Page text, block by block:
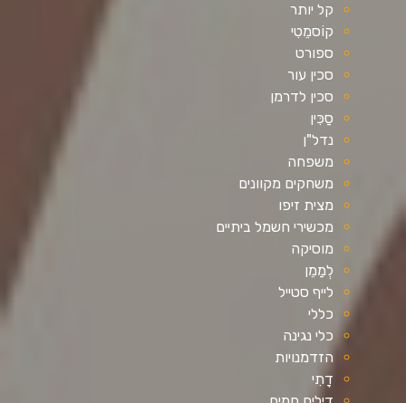
קל יותר
קוֹסמֵטִי
ספורט
סכין עור
סכין לדרמן
סַכִּין
נדל"ן
משפחה
משחקים מקוונים
מצית זיפו
מכשירי חשמל ביתיים
מוסיקה
לְמַמֵן
לייף סטייל
כללי
כלי נגינה
הזדמנויות
דָתִי